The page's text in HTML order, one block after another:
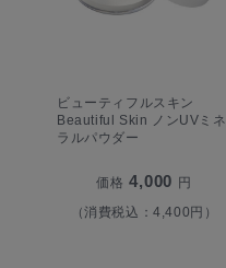
ビューティフルスキン
Beautiful Skin ノンUVミネ
ラルパウダー
価格 4,000 円
（消費税込：4,400円）